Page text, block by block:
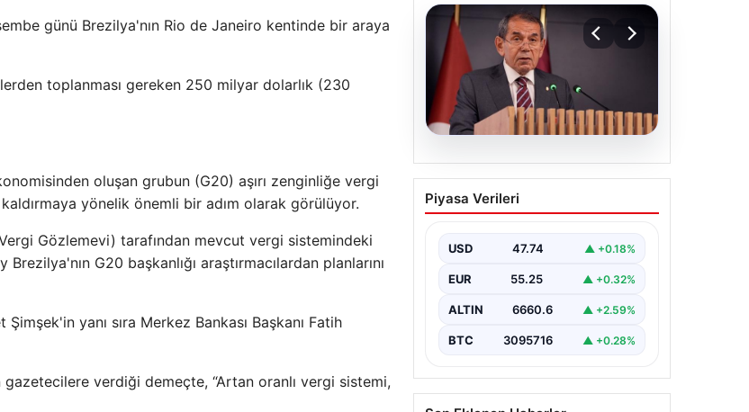
günü Brezilya'nın Rio de Janeiro kentinde bir araya
toplanması gereken 250 milyar dolarlık (230
oluşan grubun (G20) aşırı zenginliğe vergi
yönelik önemli bir adım olarak görülüyor.
Gözlemevi) tarafından mevcut vergi sistemindeki
G20 başkanlığı araştırmacılardan planlarını
yanı sıra Merkez Bankası Başkanı Fatih
verdiği demeçte, “Artan oranlı vergi sistemi,
07.08.2026
Galatasaray, Sosyal
Medya Üzerinden
Söylemi Kampanyalarına
Karşı Hukuki Mücadele
Galatasaray Spor Kulübü, son
platformlarında artış gösteren
Piyasa Verileri
USD 47.74 ▲ +0.18%
EUR 55.25 ▲ +0.32%
ALTIN 6660.6 ▲ +2.59%
BTC 3095716 ▲ +0.28%